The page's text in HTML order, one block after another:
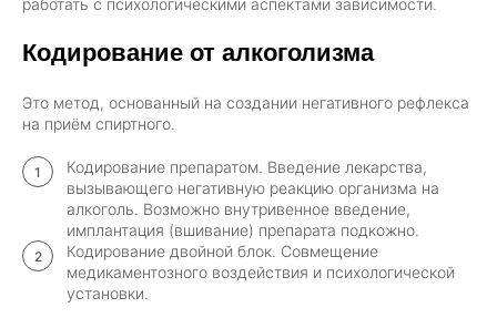
работать с психологическими аспектами зависимости.
Кодирование от алкоголизма
Это метод, основанный на создании негативного рефлекса
на приём спиртного.
Кодирование препаратом. Введение лекарства,
вызывающего негативную реакцию организма на
алкоголь. Возможно внутривенное введение,
имплантация (вшивание) препарата подкожно.
Кодирование двойной блок. Совмещение
медикаментозного воздействия и психологической
установки.